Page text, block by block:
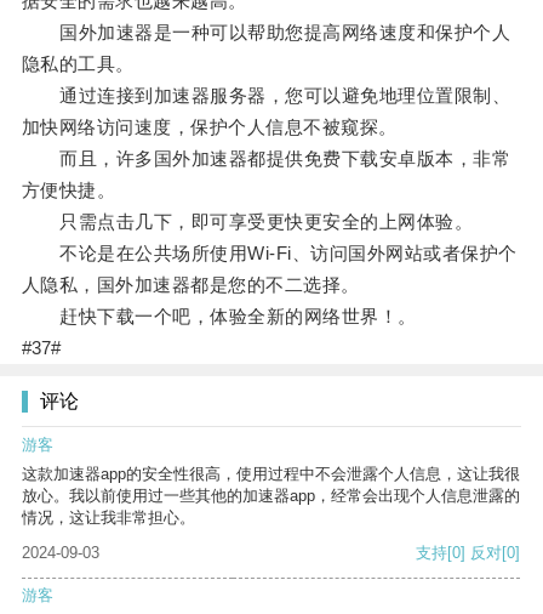
国外加速器是一种可以帮助您提高网络速度和保护个人
隐私的工具。
通过连接到加速器服务器，您可以避免地理位置限制、
加快网络访问速度，保护个人信息不被窥探。
而且，许多国外加速器都提供免费下载安卓版本，非常
方便快捷。
只需点击几下，即可享受更快更安全的上网体验。
不论是在公共场所使用Wi-Fi、访问国外网站或者保护个
人隐私，国外加速器都是您的不二选择。
赶快下载一个吧，体验全新的网络世界！。
#37#
评论
游客
这款加速器app的安全性很高，使用过程中不会泄露个人信息，这让我很
放心。我以前使用过一些其他的加速器app，经常会出现个人信息泄露的
情况，这让我非常担心。
2024-09-03
支持[0] 反对[0]
游客